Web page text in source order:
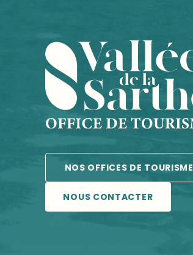
NOS OFFICES DE TOURISME
NOUS CONTACTER